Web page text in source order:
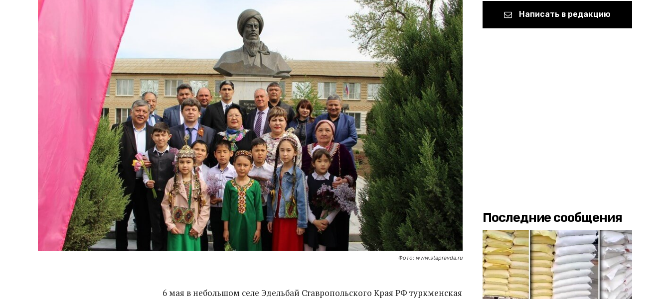
Фото: www.stapravda.ru
6 мая в небольшом селе Эдельбай Ставропольского Края РФ туркменская
Написать в редакцию
Последние сообщения